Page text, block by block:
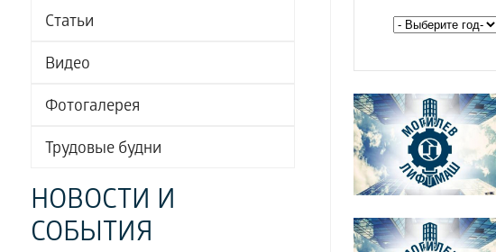
Статьи
Видео
Фотогалерея
Трудовые будни
НОВОСТИ И
СОБЫТИЯ